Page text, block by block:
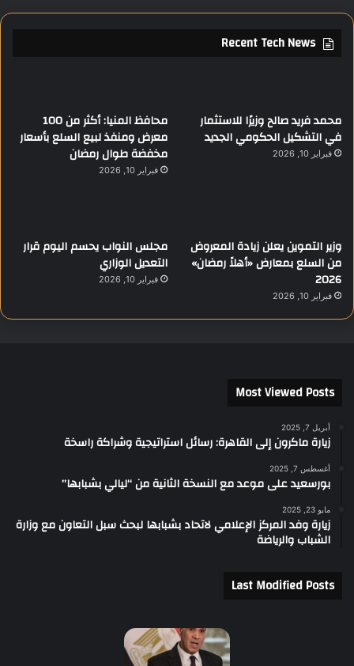
Recent Tech News
محمد فريد صالح وزيرًا للاستثمار
في التشكيل الحكومي الجديد
فبراير 10, 2026
محافظ المنيا: أكثر من 100
معرض ومنفذ لبيع السلع بأسعار
مخفضة طوال رمضان
فبراير 10, 2026
وزير التموين يعلن زيادة المعروض
من السلع بمعارض «أهلاً رمضان»
2026
فبراير 10, 2026
مجلس النواب يحسم اليوم قرار
التعديل الوزاري
فبراير 10, 2026
Most Viewed Posts
أبريل 7, 2025
زيارة ماكرون إلى القاهرة: رسائل استراتيجية وشراكة راسخة
أغسطس 7, 2025
بورسعيد على موعد مع النسخة الثانية من “ليالي بشبابها”
مايو 23, 2025
زيارة وفد المركز الإعلامي لاتحاد بشبابها لبحث سبل التعاون مع وزارة
الشباب والرياضة
Last Modified Posts